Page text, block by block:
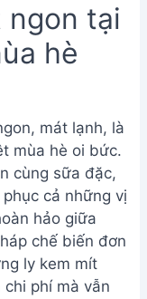
ngon tại
hè
mát lạnh, là
mùa hè oi bức.
cùng sữa đặc,
cả những vị
hảo giữa
chế biến đơn
ly kem mít
phí mà vẫn